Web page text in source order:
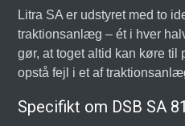
Litra SA er udstyret med to
traktionsanlæg – ét i hver
gør, at toget altid kan køre til
opstå fejl i et af
Specifikt om DSB SA